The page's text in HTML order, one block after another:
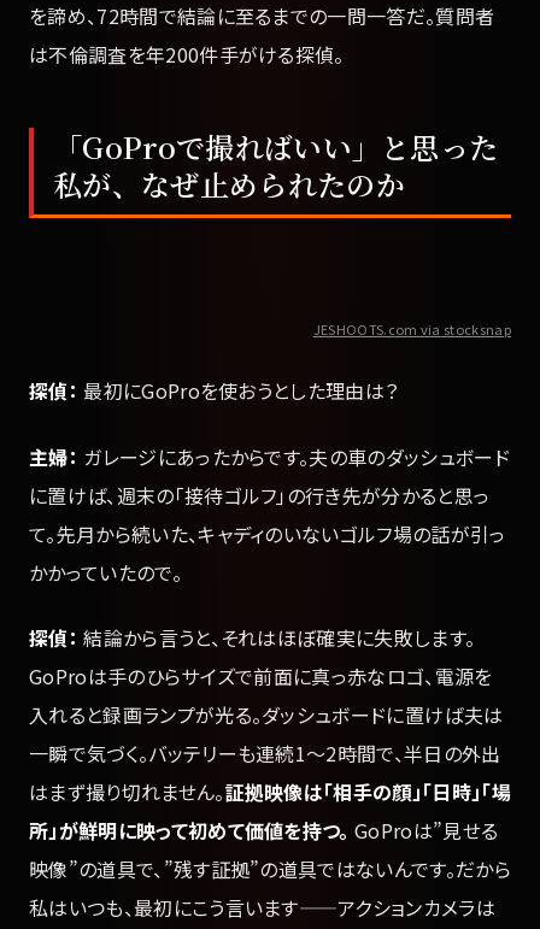
を諦め、72時間で結論に至るまでの一問一答だ。質問者
は不倫調査を年200件手がける探偵。
「GoProで撮ればいい」と思った
私が、なぜ止められたのか
JESHOOTS.com via stocksnap
探偵： 最初にGoProを使おうとした理由は？
主婦： ガレージにあったからです。夫の車のダッシュボード
に置けば、週末の「接待ゴルフ」の行き先が分かると思っ
て。先月から続いた、キャディのいないゴルフ場の話が引っ
かかっていたので。
探偵： 結論から言うと、それはほぼ確実に失敗します。
GoProは手のひらサイズで前面に真っ赤なロゴ、電源を
入れると録画ランプが光る。ダッシュボードに置けば夫は
一瞬で気づく。バッテリーも連続1〜2時間で、半日の外出
はまず撮り切れません。証拠映像は「相手の顔」「日時」「場
所」が鮮明に映って初めて価値を持つ。 GoProは”見せる
映像”の道具で、”残す証拠”の道具ではないんです。だから
私はいつも、最初にこう言います——アクションカメラは